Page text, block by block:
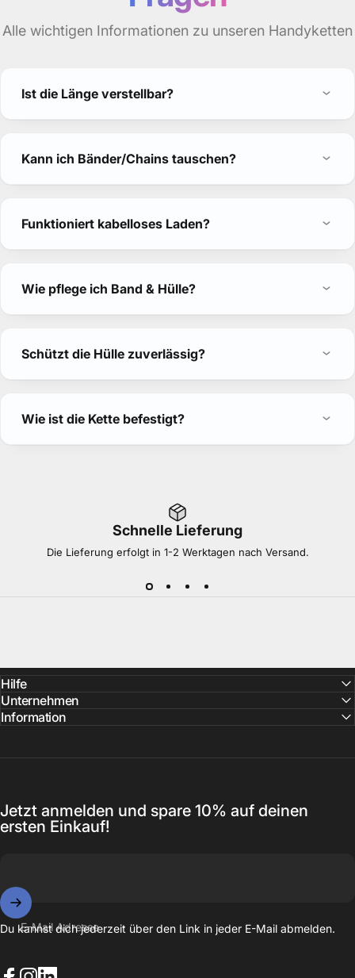
Alle wichtigen Informationen zu unseren Handyketten
Ist die Länge verstellbar?
Kann ich Bänder/Chains tauschen?
Funktioniert kabelloses Laden?
Wie pflege ich Band & Hülle?
Schützt die Hülle zuverlässig?
Wie ist die Kette befestigt?
Schnelle Lieferung
Die Lieferung erfolgt in 1-2 Werktagen nach Versand.
Hilfe
Unternehmen
Information
Jetzt anmelden und spare 10% auf deinen
ersten Einkauf!
E-Mail Adresse
Du kannst dich jederzeit über den Link in jeder E-Mail abmelden.